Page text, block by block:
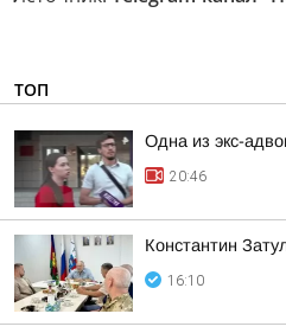
ТОП
Одна из экс-
20:46
Константин
16:10